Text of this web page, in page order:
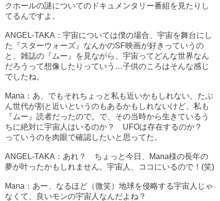
クホールの謎についてのドキュメンタリー番組を見たりし
てるんですよ。
ANGEL-TAKA：宇宙については僕の場合、宇宙を舞台にし
た『スターウォーズ』なんかのSF映画が好きっていうの
と、雑誌の『ムー』を見ながら、宇宙ってどんな世界なん
だろうって想像したりっていう…子供のころはそんな感じ
でしたね。
Mana：あ、でもそれちょっと私も近いかもしれない。たぶ
ん世代が割と近いというのもあるかもしれないけど、私も
『ムー』読者だったので。で、その当時から生きているう
ちに絶対に宇宙人はいるのか？ UFOは存在するのか？
っていうのを肉眼で確認したいと思ってた。
ANGEL-TAKA：あれ？ ちょっと今日、Mana様の長年の
夢が叶ったかもしれません。宇宙人、ココにいるので！(笑)
Mana：あー、なるほど（微笑）地球を侵略する宇宙人じゃ
なくて、良いモンの宇宙人なんだよね？